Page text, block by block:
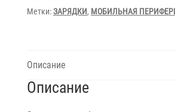
Метки:ЗАРЯДКИ, МОБИЛЬНАЯ
Описание
Описание